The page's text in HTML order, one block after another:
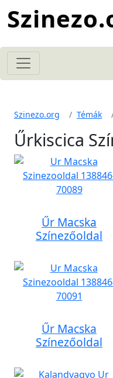
Szinezo.org Témák
Űrkiscica
Űr Macska
Színezőoldal
Űr Macska
Színezőoldal